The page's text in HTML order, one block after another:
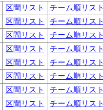
区間リスト チーム順リスト
区間リスト チーム順リスト
区間リスト チーム順リスト
区間リスト チーム順リスト
区間リスト チーム順リスト
区間リスト チーム順リスト
区間リスト チーム順リスト
区間リスト チーム順リスト